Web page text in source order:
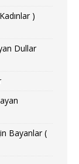
)
Dullar
Bayanlar (